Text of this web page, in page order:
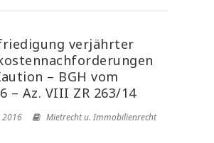
verjährter
– BGH vom
– Az. VIII ZR 263/14
2016
Mietrecht u. Immobilienrecht